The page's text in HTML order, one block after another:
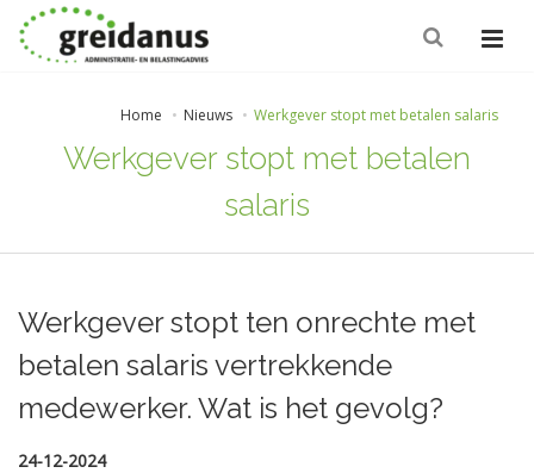
Home Nieuws Werkgever stopt met betalen salaris
Werkgever stopt met betalen
salaris
Werkgever stopt ten onrechte met
betalen salaris vertrekkende
medewerker. Wat is het gevolg?
24-12-2024